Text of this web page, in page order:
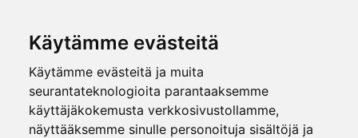
Käytämme evästeitä
Käytämme evästeitä ja muita
seurantateknologioita parantaaksemme
käyttäjäkokemusta verkkosivustollamme,
näyttääksemme sinulle personoituja sisältöjä ja